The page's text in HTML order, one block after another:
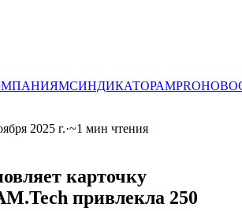
СИНДИКАТОРАМPRO
2025 г.·~1 мин чтения
карточку
привлекла 250